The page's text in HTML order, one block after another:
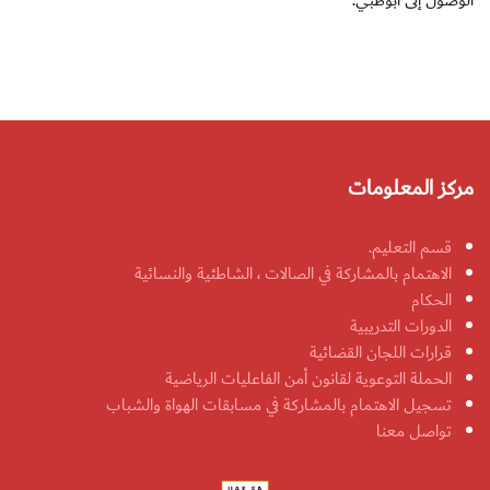
مركز المعلومات
قسم التعليم.
الاهتمام بالمشاركة في الصالات ، الشاطئية والنسائية
الحكام
الدورات التدريبية
قرارات اللجان القضائية
الحملة التوعوية لقانون أمن الفاعليات الرياضية
تسجيل الاهتمام بالمشاركة في مسابقات الهواة والشباب
تواصل معنا